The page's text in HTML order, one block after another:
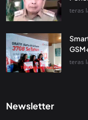
teras
teras
Newsletter